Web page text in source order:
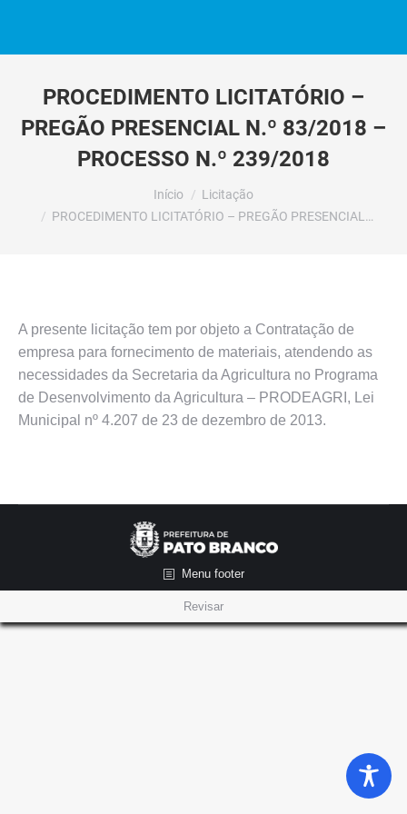
PROCEDIMENTO LICITATÓRIO –
PREGÃO PRESENCIAL N.º 83/2018 –
PROCESSO N.º 239/2018
Início
Licitação
PROCEDIMENTO LICITATÓRIO – PREGÃO PRESENCIAL…
A presente licitação tem por objeto a Contratação de
empresa para fornecimento de materiais, atendendo as
necessidades da Secretaria da Agricultura no Programa
de Desenvolvimento da Agricultura – PRODEAGRI, Lei
Municipal nº 4.207 de 23 de dezembro de 2013.
Menu footer
Revisar